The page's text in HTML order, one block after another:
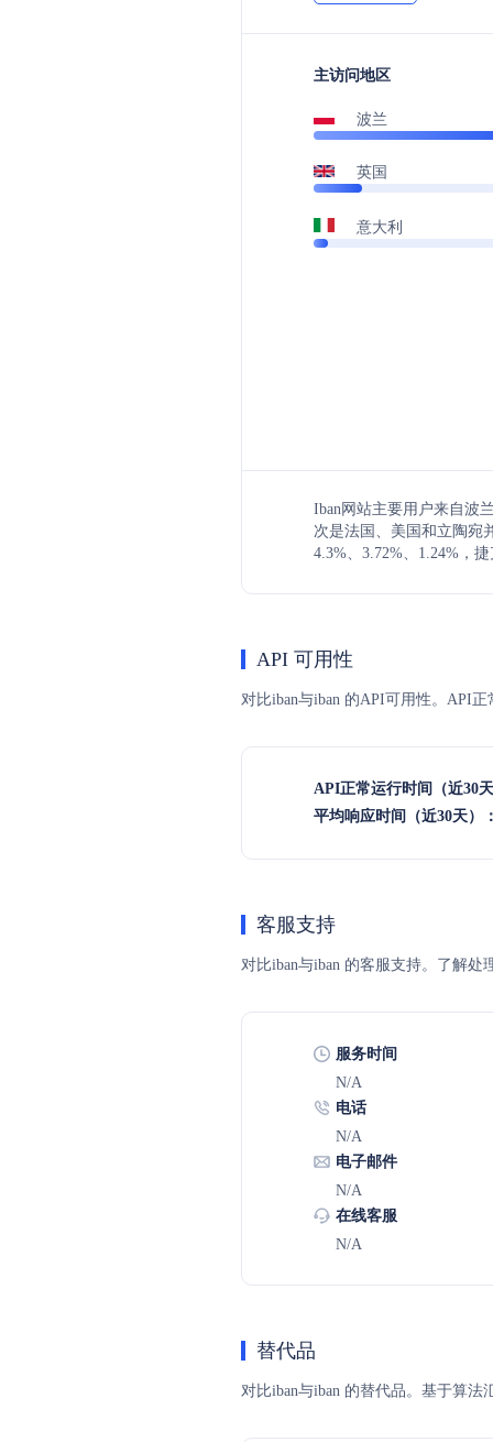
主访问地区
波兰
英国
意大利
Iban网站主要用户来自波
次是法国、美国和立陶宛
4.3%、3.72%、1.24%，
API 可用性
对比iban与iban 的API可用性。API
API正常运行时间（近30
平均响应时间（近30天）
客服支持
对比iban与iban 的客服支持。了解
服务时间
N/A
电话
N/A
电子邮件
N/A
在线客服
N/A
替代品
对比iban与iban 的替代品。基于算